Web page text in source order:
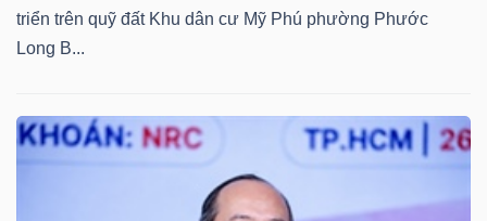
triển trên quỹ đất Khu dân cư Mỹ Phú phường Phước
Long B...